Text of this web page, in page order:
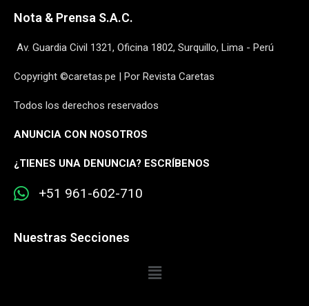
Nota & Prensa S.A.C.
Av. Guardia Civil 1321, Oficina 1802, Surquillo, Lima - Perú
Copyright ©caretas.pe | Por Revista Caretas
Todos los derechos reservados
ANUNCIA CON NOSOTROS
¿TIENES UNA DENUNCIA? ESCRÍBENOS
+51 961-602-710
Nuestras Secciones